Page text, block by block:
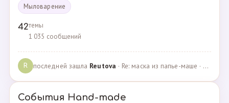
Мыловарение
42темы
1 035 сообщений
R последней зашла Reutova · Re: маска из папье-маше · 20.12.2022
События Hand-made